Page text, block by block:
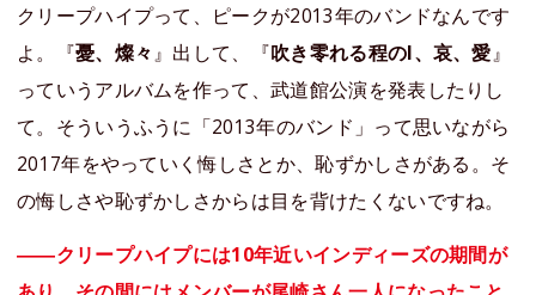
クリープハイプって、ピークが2013年のバンドなんです
よ。『憂、燦々』出して、『吹き零れる程のI、哀、愛』
っていうアルバムを作って、武道館公演を発表したりし
て。そういうふうに「2013年のバンド」って思いながら
2017年をやっていく悔しさとか、恥ずかしさがある。そ
の悔しさや恥ずかしさからは目を背けたくないですね。
――クリープハイプには10年近いインディーズの期間が